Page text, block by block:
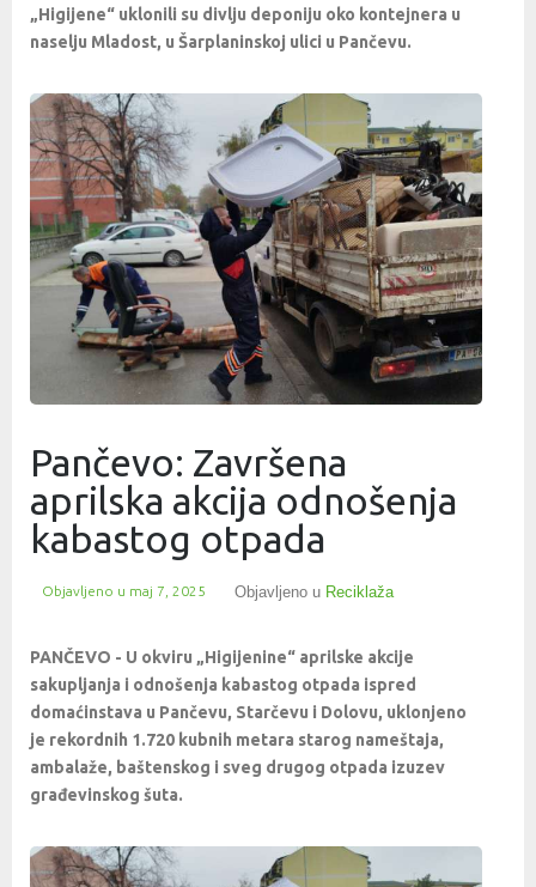
„Higijene“ uklonili su divlju deponiju oko kontejnera u
naselju Mladost, u Šarplaninskoj ulici u Pančevu.
Pančevo: Završena
aprilska akcija odnošenja
kabastog otpada
Objavljeno u maj 7, 2025 Objavljeno u Reciklaža
PANČEVO - U okviru „Higijenine“ aprilske akcije
sakupljanja i odnošenja kabastog otpada ispred
domaćinstava u Pančevu, Starčevu i Dolovu, uklonjeno
je rekordnih 1.720 kubnih metara starog nameštaja,
ambalaže, baštenskog i sveg drugog otpada izuzev
građevinskog šuta.